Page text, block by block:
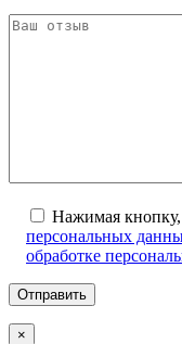
Нажимая
персональных
обработке
×